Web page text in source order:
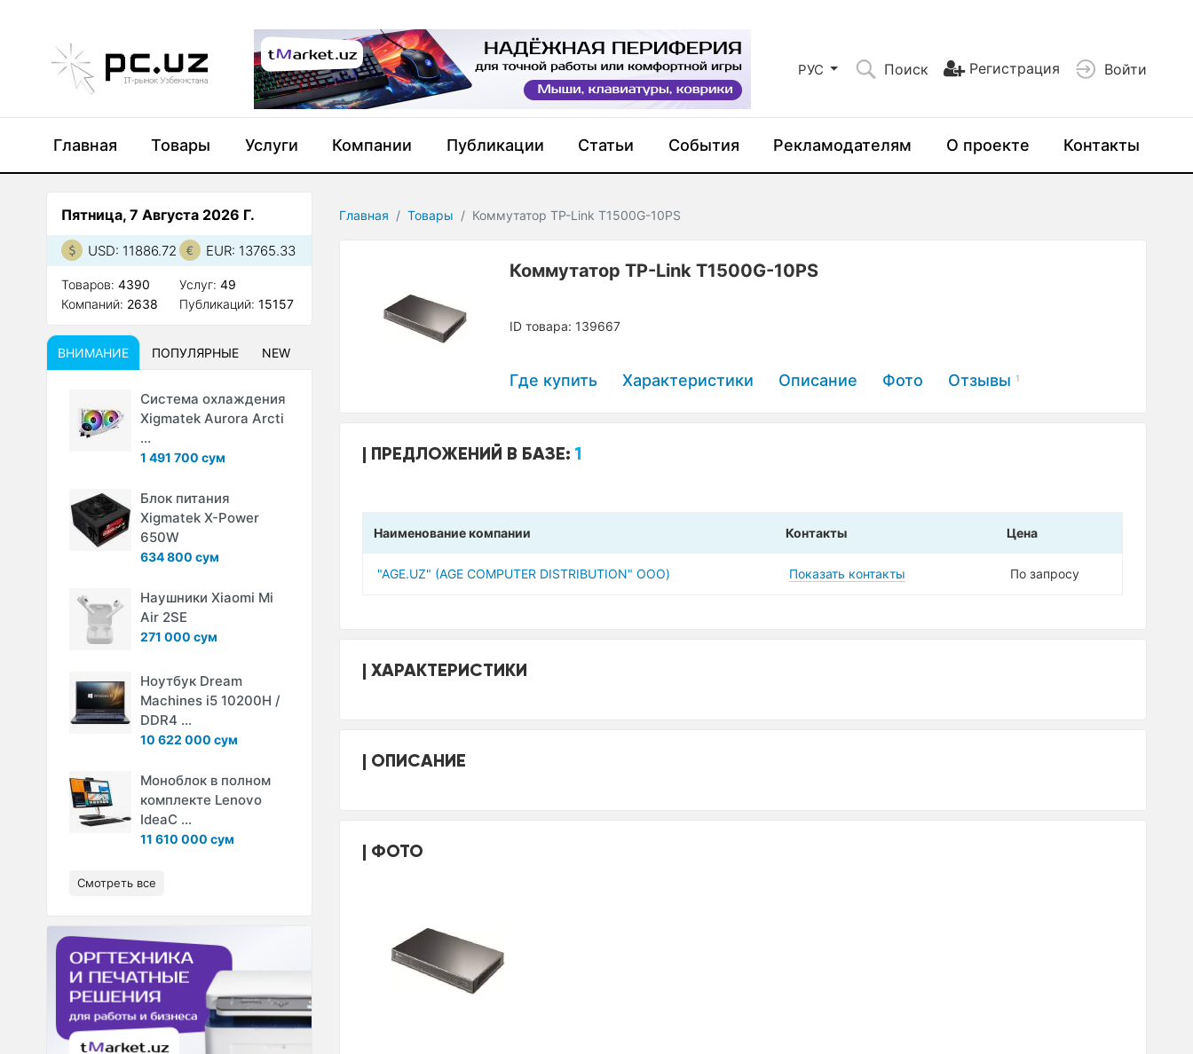
РУС Поиск Регистрация Войти
Главная Товары Услуги Компании Публикации Статьи События Рекламодателям О проекте Контакты
Главная Товары Коммутатор TP-Link T1500G-10PS
Коммутатор TP-Link T1500G-10PS
ID товара: 139667
Где купить Характеристики Описание Фото Отзывы1
ПРЕДЛОЖЕНИЙ В БАЗЕ:1
Наименование компании Контакты Цена
"AGE.UZ" (AGE COMPUTER DISTRIBUTION" ООО) Показать контакты По запросу
ХАРАКТЕРИСТИКИ
ОПИСАНИЕ
ФОТО
Пятница, 7 Августа 2026 Г.
USD: 11886.72 EUR: 13765.33
Товаров: 4390
Компаний: 2638
Услуг:49
Публикаций:15157
ВНИМАНИЕ ПОПУЛЯРНЫЕ NEW
Система охлаждения
Xigmatek Aurora Arcti
...
1 491 700 сум
Блок питания
Xigmatek X-Power
650W
634 800 сум
Наушники Xiaomi Mi
Air 2SE
271 000 сум
Ноутбук Dream
Machines i5 10200H /
DDR4 ...
10 622 000 сум
Моноблок в полном
комплекте Lenovo
IdeaC ...
11 610 000 сум
Смотреть все